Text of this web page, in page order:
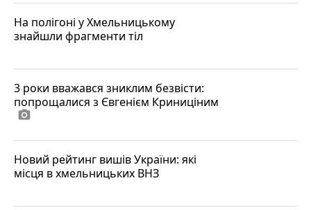
На полігоні у Хмельницькому
знайшли фрагменти тіл
3 роки вважався зниклим безвісти:
попрощалися з Євгенієм Криниціним
photo_camera
Новий рейтинг вишів України: які
місця в хмельницьких ВНЗ